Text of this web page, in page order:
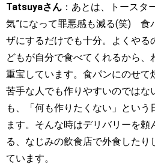
Tatsuyaさん ：あとは、トースタ
気”になって罪悪感も減る(笑) 食
ザにするだけでも十分。よくやる
どもが自分で食べてくれるから、
重宝しています。食パンにのせて
苦手な人でも作りやすいのではな
も、「何も作りたくない」という
ます。そんな時はデリバリーを頼
る、なじみの飲食店で外食したり
ています。